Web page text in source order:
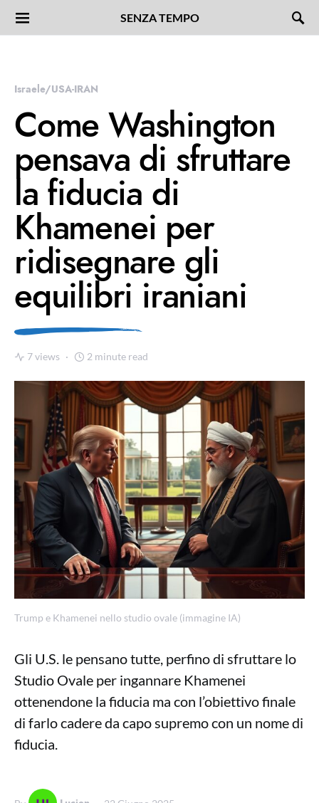
SENZA TEMPO
Israele/USA-IRAN
Come Washington
pensava di sfruttare
la fiducia di
Khamenei per
ridisegnare gli
equilibri iraniani
7 views 2 minute read
Trump e Khamenei nello studio ovale (immagine IA)
Gli U.S. le pensano tutte, perfino di sfruttare lo
Studio Ovale per ingannare Khamenei
ottenendone la fiducia ma con l’obiettivo finale
di farlo cadere da capo supremo con un nome di
fiducia.